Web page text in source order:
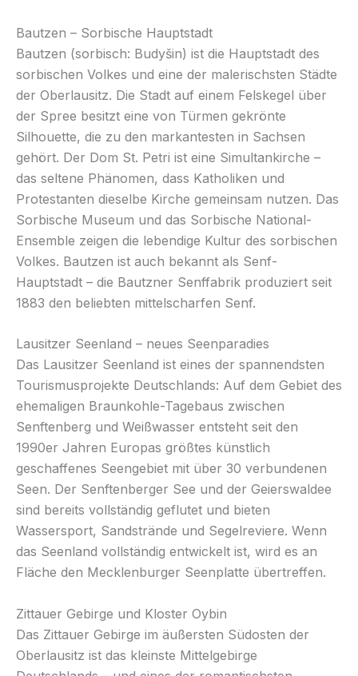
Bautzen – Sorbische Hauptstadt
Bautzen (sorbisch: Budyšin) ist die Hauptstadt des
sorbischen Volkes und eine der malerischsten Städte
der Oberlausitz. Die Stadt auf einem Felskegel über
der Spree besitzt eine von Türmen gekrönte
Silhouette, die zu den markantesten in Sachsen
gehört. Der Dom St. Petri ist eine Simultankirche –
das seltene Phänomen, dass Katholiken und
Protestanten dieselbe Kirche gemeinsam nutzen. Das
Sorbische Museum und das Sorbische National-
Ensemble zeigen die lebendige Kultur des sorbischen
Volkes. Bautzen ist auch bekannt als Senf-
Hauptstadt – die Bautzner Senffabrik produziert seit
1883 den beliebten mittelscharfen Senf.
Lausitzer Seenland – neues Seenparadies
Das Lausitzer Seenland ist eines der spannendsten
Tourismusprojekte Deutschlands: Auf dem Gebiet des
ehemaligen Braunkohle-Tagebaus zwischen
Senftenberg und Weißwasser entsteht seit den
1990er Jahren Europas größtes künstlich
geschaffenes Seengebiet mit über 30 verbundenen
Seen. Der Senftenberger See und der Geierswaldee
sind bereits vollständig geflutet und bieten
Wassersport, Sandstrände und Segelreviere. Wenn
das Seenland vollständig entwickelt ist, wird es an
Fläche den Mecklenburger Seenplatte übertreffen.
Zittauer Gebirge und Kloster Oybin
Das Zittauer Gebirge im äußersten Südosten der
Oberlausitz ist das kleinste Mittelgebirge